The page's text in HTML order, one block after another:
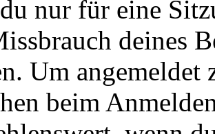
nur für eine
deines
Um angemeldet
beim